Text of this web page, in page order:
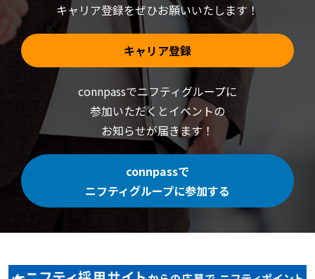
キャリア登録をぜひお願いいたします！
キャリア登録
connpassでニフティグループに
参加いただくとイベントの
お知らせが届きます！
connpassで
ニフティグループに参加する